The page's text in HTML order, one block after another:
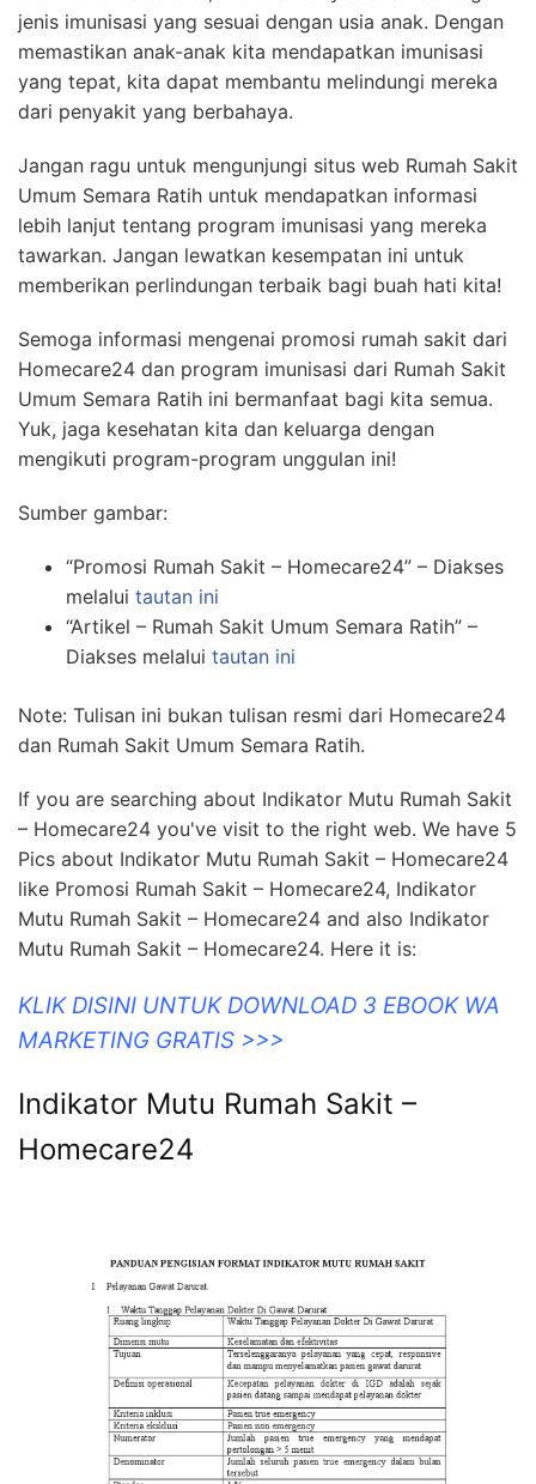
jenis imunisasi yang sesuai dengan usia anak. Dengan
memastikan anak-anak kita mendapatkan imunisasi
yang tepat, kita dapat membantu melindungi mereka
dari penyakit yang berbahaya.
Jangan ragu untuk mengunjungi situs web Rumah Sakit
Umum Semara Ratih untuk mendapatkan informasi
lebih lanjut tentang program imunisasi yang mereka
tawarkan. Jangan lewatkan kesempatan ini untuk
memberikan perlindungan terbaik bagi buah hati kita!
Semoga informasi mengenai promosi rumah sakit dari
Homecare24 dan program imunisasi dari Rumah Sakit
Umum Semara Ratih ini bermanfaat bagi kita semua.
Yuk, jaga kesehatan kita dan keluarga dengan
mengikuti program-program unggulan ini!
Sumber gambar:
“Promosi Rumah Sakit – Homecare24” – Diakses
melalui tautan ini
“Artikel – Rumah Sakit Umum Semara Ratih” –
Diakses melalui tautan ini
Note: Tulisan ini bukan tulisan resmi dari Homecare24
dan Rumah Sakit Umum Semara Ratih.
If you are searching about Indikator Mutu Rumah Sakit
– Homecare24 you've visit to the right web. We have 5
Pics about Indikator Mutu Rumah Sakit – Homecare24
like Promosi Rumah Sakit – Homecare24, Indikator
Mutu Rumah Sakit – Homecare24 and also Indikator
Mutu Rumah Sakit – Homecare24. Here it is:
KLIK DISINI UNTUK DOWNLOAD 3 EBOOK WA
MARKETING GRATIS >>>
Indikator Mutu Rumah Sakit –
Homecare24